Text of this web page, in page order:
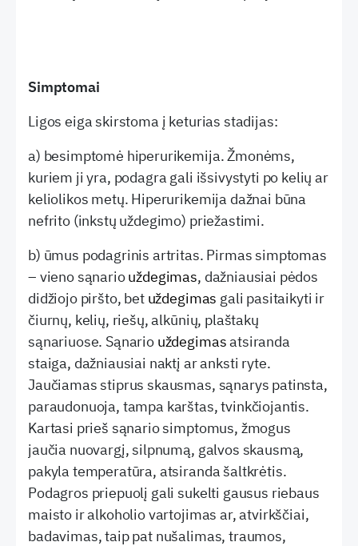
Simptomai
Ligos eiga skirstoma į keturias stadijas:
a) besimptomė hiperurikemija. Žmonėms,
kuriem ji yra, podagra gali išsivystyti po kelių ar
keliolikos metų. Hiperurikemija dažnai būna
nefrito (inkstų uždegimo) priežastimi.
b) ūmus podagrinis artritas. Pirmas simptomas
– vieno sąnariouždegimas, dažniausiai pėdos
didžiojo piršto, bet uždegimas gali pasitaikyti ir
čiurnų, kelių, riešų, alkūnių, plaštakų
sąnariuose. Sąnario uždegimasatsiranda
staiga, dažniausiai naktį ar anksti ryte.
Jaučiamas stiprus skausmas, sąnarys patinsta,
paraudonuoja, tampa karštas, tvinkčiojantis.
Kartasi prieš sąnario simptomus, žmogus
jaučia nuovargį, silpnumą, galvos skausmą,
pakyla temperatūra, atsiranda šaltkrėtis.
Podagros priepuolį gali sukelti gausus riebaus
maisto ir alkoholio vartojimas ar, atvirkščiai,
badavimas, taip pat nušalimas, traumos,